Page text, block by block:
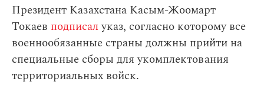
Президент Казахстана Касым-Жоомарт
Токаев подписалуказ, согласно которому все
военнообязанные страны должны прийти на
специальные сборы для укомплектования
территориальных войск.